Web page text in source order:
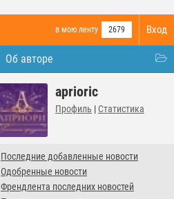
Вход
в мою ленту 2679
Об авторе
aprioric
Профиль | Статистика
Последние добавленные новости
Одобренные новости
Френдлента последних новостей